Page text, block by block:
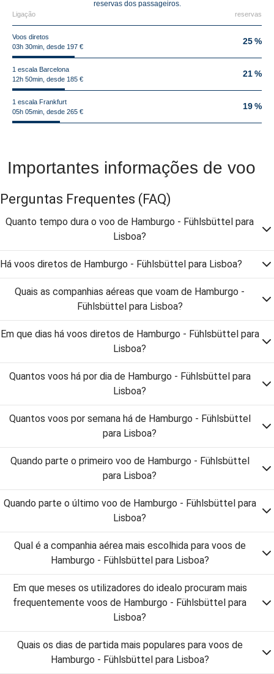
reservas dos passageiros.
Ligação reservas
Voos diretos
03h 30min, desde 197 €
25 %
1 escala Barcelona
12h 50min, desde 185 €
21 %
1 escala Frankfurt
05h 05min, desde 265 €
19 %
Importantes informações de voo
Perguntas Frequentes (FAQ)
Quanto tempo dura o voo de Hamburgo - Fühlsbüttel para
Lisboa?
Há voos diretos de Hamburgo - Fühlsbüttel para Lisboa?
Quais as companhias aéreas que voam de Hamburgo -
Fühlsbüttel para Lisboa?
Em que dias há voos diretos de Hamburgo - Fühlsbüttel para
Lisboa?
Quantos voos há por dia de Hamburgo - Fühlsbüttel para
Lisboa?
Quantos voos por semana há de Hamburgo - Fühlsbüttel
para Lisboa?
Quando parte o primeiro voo de Hamburgo - Fühlsbüttel
para Lisboa?
Quando parte o último voo de Hamburgo - Fühlsbüttel para
Lisboa?
Qual é a companhia aérea mais escolhida para voos de
Hamburgo - Fühlsbüttel para Lisboa?
Em que meses os utilizadores do idealo procuram mais
frequentemente voos de Hamburgo - Fühlsbüttel para
Lisboa?
Quais os dias de partida mais populares para voos de
Hamburgo - Fühlsbüttel para Lisboa?